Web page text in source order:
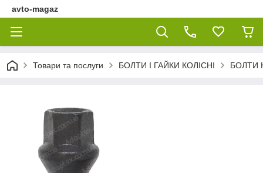
avto-magaz
Товари та послуги БОЛТИ І ГАЙКИ КОЛІСНІ БОЛТИ